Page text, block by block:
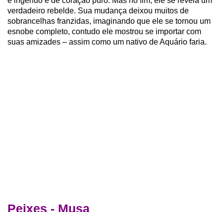
verdadeiro rebelde. Sua mudança deixou muitos de
sobrancelhas franzidas, imaginando que ele se tornou um
esnobe completo, contudo ele mostrou se importar com
suas amizades – assim como um nativo de Aquário faria.
Peixes - Musa